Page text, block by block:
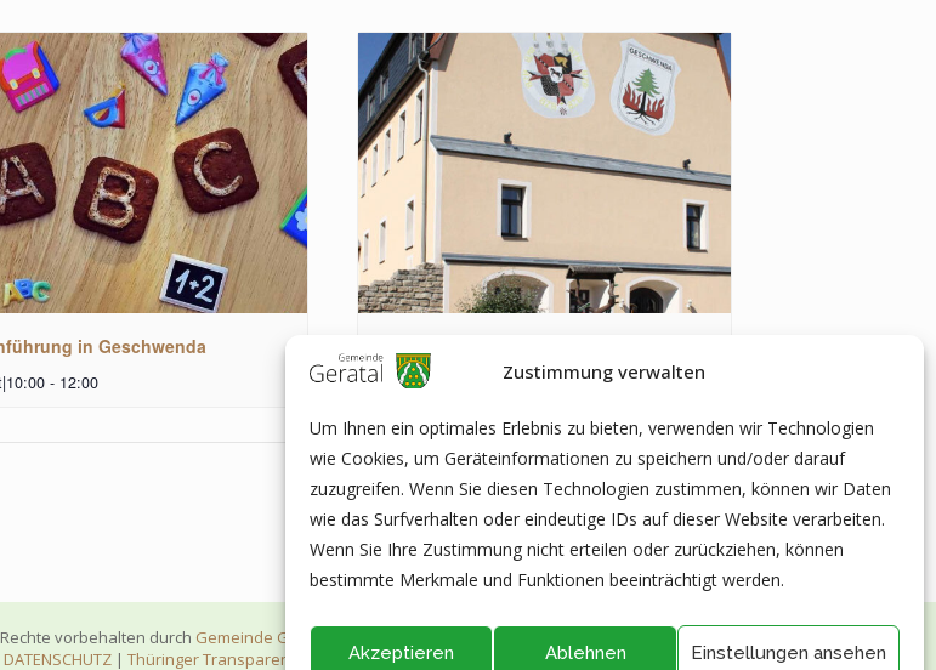
Zustimmung verwalten
Um Ihnen ein optimales Erlebnis zu bieten, verwenden wir Technologien
wie Cookies, um Geräteinformationen zu speichern und/oder darauf
zuzugreifen. Wenn Sie diesen Technologien zustimmen, können wir Daten
wie das Surfverhalten oder eindeutige IDs auf dieser Website verarbeiten.
Wenn Sie Ihre Zustimmung nicht erteilen oder zurückziehen, können
bestimmte Merkmale und Funktionen beeinträchtigt werden.
Akzeptieren Ablehnen Einstellungen ansehen
in Geschwenda
- 12:00 27 August|14:00 17:00
Kinderfasching in Geschwenda
Rechte vorbehalten durch Gemeinde Geratal
DATENSCHUTZ| Thüringer Transparenzportal